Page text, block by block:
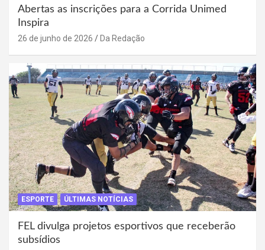
Abertas as inscrições para a Corrida Unimed
Inspira
26 de junho de 2026 Da Redação
ESPORTE ÚLTIMAS NOTÍCIAS
FEL divulga projetos esportivos que receberão
subsídios